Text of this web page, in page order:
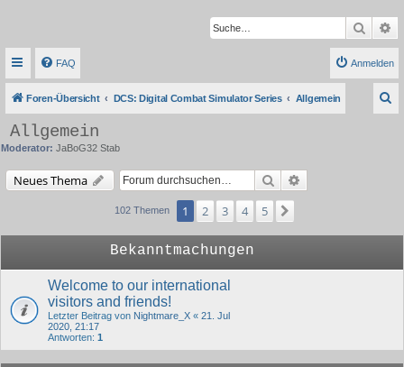
Suche
FAQ Anmelden
Foren-Übersicht DCS: Digital Combat Simulator Series Allgemein
Allgemein
Moderator: JaBoG32 Stab
Neues Thema Suche
102 Themen 1 2 3 4 5
Bekanntmachungen
Welcome to our international
visitors and friends!
Letzter Beitrag von Nightmare_X « 21. Jul
2020, 21:17
Antworten: 1